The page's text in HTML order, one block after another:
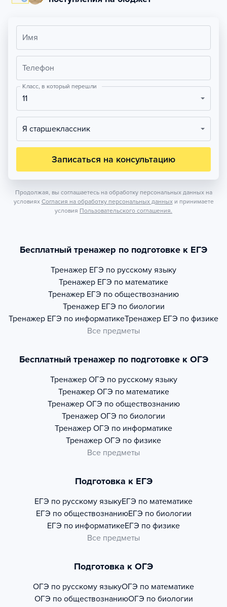
Имя
Телефон
Класс, в который перешли
11
Я старшеклассник
Записаться на консультацию
Продолжая, вы соглашаетесь на обработку персональных данных на
условиях Согласия на обработку персональных данных и принимаете
условия Пользовательского соглашения.
Бесплатный тренажер по подготовке к ЕГЭ
Тренажер ЕГЭ по русскому языку
Тренажер ЕГЭ по математике
Тренажер ЕГЭ по обществознанию
Тренажер ЕГЭ по биологии
Тренажер ЕГЭ по информатикеТренажер ЕГЭ по физике
Все предметы
Бесплатный тренажер по подготовке к ОГЭ
Тренажер ОГЭ по русскому языку
Тренажер ОГЭ по математике
Тренажер ОГЭ по обществознанию
Тренажер ОГЭ по биологии
Тренажер ОГЭ по информатике
Тренажер ОГЭ по физике
Все предметы
Подготовка к ЕГЭ
ЕГЭ по русскому языкуЕГЭ по математике
ЕГЭ по обществознаниюЕГЭ по биологии
ЕГЭ по информатикеЕГЭ по физике
Все предметы
Подготовка к ОГЭ
ОГЭ по русскому языкуОГЭ по математике
ОГЭ по обществознаниюОГЭ по биологии